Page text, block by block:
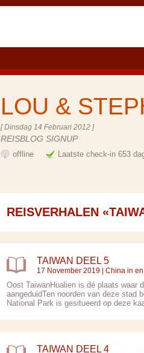
LOU &
[ Dinsdag 14 Februari 2012 ]
REISBLOG SIGNUP
offline Laatste check-in 653
REISVERHALEN
TAIWAN DEEL 5
17 November 2019 | China in
Oost TaiwanHualien is dé plaats waar
aangeduidTen noorden van deze stad
National Park is gesitueerd op deze
TAIWAN DEEL 4